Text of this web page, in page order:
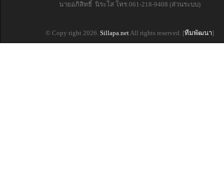
นายอภิสิทธิ์ นิระโส โทร:061-218-9408 (ส่วนระบบ)
© Copy right 2026. Sillapa.netAll rights reserved. [ทีมพัฒนา]